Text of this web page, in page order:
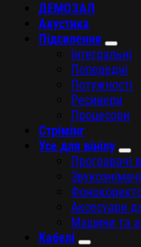
ДЕМОЗАЛ
Акустика
Підсилення
Інтегральні
Попередні
Потужності
Ресивери
Процесори
Стрімінг
Усе для вінілу
Програвачі
Звукознімачі
Аксесуари
Машини та
Кабелі